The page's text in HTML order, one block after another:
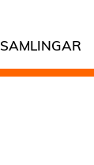
SAMLINGAR